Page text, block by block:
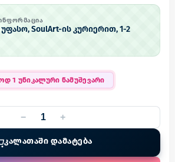
SoulArt-ის კურიერით, 1-2
1 უნიკალური ნამუშევარი
− +
ᲙᲐᲚᲐᲗᲐᲨᲘ ᲓᲐᲛᲐᲢᲔᲑᲐ